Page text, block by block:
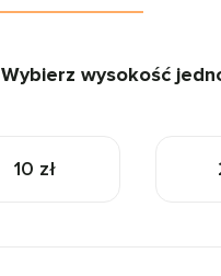
Wybierz wysokość
10 zł